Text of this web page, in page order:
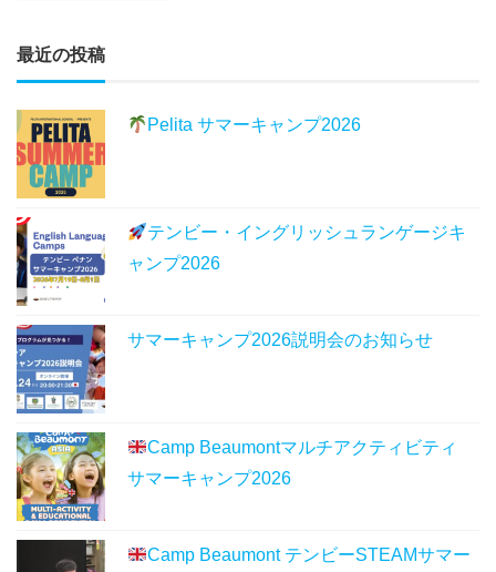
最近の投稿
Pelita サマーキャンプ2026
テンビー・イングリッシュランゲージキ
ャンプ2026
サマーキャンプ2026説明会のお知らせ
Camp Beaumontマルチアクティビティ
サマーキャンプ2026
Camp Beaumont テンビーSTEAMサマー